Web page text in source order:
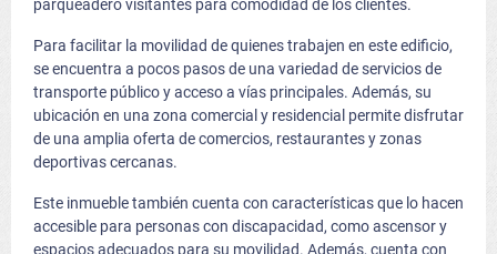
parqueadero visitantes para comodidad de los clientes.
Para facilitar la movilidad de quienes trabajen en este edificio,
se encuentra a pocos pasos de una variedad de servicios de
transporte público y acceso a vías principales. Además, su
ubicación en una zona comercial y residencial permite disfrutar
de una amplia oferta de comercios, restaurantes y zonas
deportivas cercanas.
Este inmueble también cuenta con características que lo hacen
accesible para personas con discapacidad, como ascensor y
espacios adecuados para su movilidad. Además, cuenta con